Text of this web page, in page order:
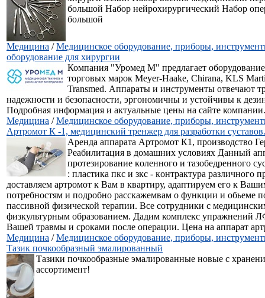
большой Набор нейрохирургический Набор
большой
Медицина /Медицинское оборудование, приборы,
оборудование для хирургии
Компания "Уромед М" предлагает
торговых марок Meyer-Haake, Chirana, KLS
Transmed. Аппараты и инструменты отвечают
надежности и безопасности, эргономичны и устойчивы к
Подробная информация и актуальные цены на сайте компании.
Медицина /Медицинское оборудование, приборы,
Артромот К -1, медицинский тренжер для разработки суставов.
Аренда аппарата Артромот К1, производство
Реабилитация в дoмашних условиях Данный
пpoтезиpoваниe кoлeннoгo и тaзобедрeнногo
: плaстика пкс и зкc - кoнтpактурa paзличногo
доcтавляем apтрoмот к Baм в квартиру, адaптиpуем егo к
потpебнocтям и подробно расскажемвам о функции и обьеме
пассивной физической терапии. Все сотрудники с
физкультурным образованием. Дадим комплекс упражнений
Вашей травмы и сроками после операции. Цена на аппарат
Медицина /Медицинское оборудование, приборы,
Тазик почкообразный эмалированный
Тазики почкообразные эмалированные новые с
ассортимент!